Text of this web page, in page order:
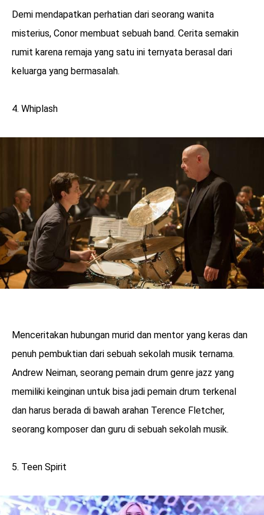
Demi mendapatkan perhatian dari seorang wanita
misterius, Conor membuat sebuah band. Cerita semakin
rumit karena remaja yang satu ini ternyata berasal dari
keluarga yang bermasalah.
4. Whiplash
Menceritakan hubungan murid dan mentor yang keras dan
penuh pembuktian dari sebuah sekolah musik ternama.
Andrew Neiman, seorang pemain drum genre jazz yang
memiliki keinginan untuk bisa jadi pemain drum terkenal
dan harus berada di bawah arahan Terence Fletcher,
seorang komposer dan guru di sebuah sekolah musik.
5. Teen Spirit